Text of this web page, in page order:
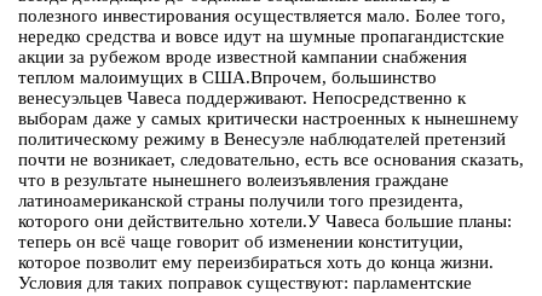
полезного инвестирования осуществляется мало. Более того,
нередко средства и вовсе идут на шумные пропагандистские
акции за рубежом вроде известной кампании снабжения
теплом малоимущих в США.Впрочем, большинство
венесуэльцев Чавеса поддерживают. Непосредственно к
выборам даже у самых критически настроенных к нынешнему
политическому режиму в Венесуэле наблюдателей претензий
почти не возникает, следовательно, есть все основания сказать,
что в результате нынешнего волеизъявления граждане
латиноамериканской страны получили того президента,
которого они действительно хотели.У Чавеса большие планы:
теперь он всё чаще говорит об изменении конституции,
которое позволит ему переизбираться хоть до конца жизни.
Условия для таких поправок существуют: парламентские